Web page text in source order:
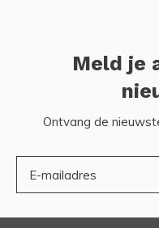
Meld je
Ontvang de